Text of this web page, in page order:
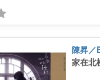
陳昇
家在北